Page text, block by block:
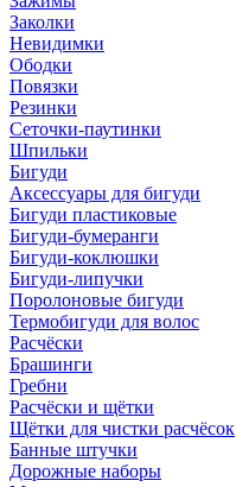
Заколки
Невидимки
Ободки
Повязки
Резинки
Сеточки-паутинки
Шпильки
Бигуди
Аксессуары для бигуди
Бигуди пластиковые
Бигуди-бумеранги
Бигуди-коклюшки
Бигуди-липучки
Поролоновые бигуди
Термобигуди для волос
Расчёски
Брашинги
Гребни
Расчёски и щётки
Щётки для чистки расчёсок
Банные штучки
Дорожные наборы